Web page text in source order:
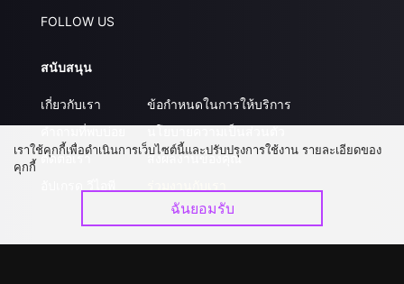
FOLLOW US
สนับสนุน
เกี่ยวกับเรา
ติดต่อเรา
ข้อกำหนดในการให้บริการ
ส่งผลงานของคุณ
เราใช้คุกกี้เพื่อดำเนินการเว็บไซต์นี้และปรับปรุงการใช้งาน รายละเอียดของ
คุกกี้
ฉันยอมรับ